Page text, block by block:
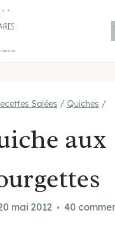
maison
Salées / Quiches /
aux
mai 2012 40